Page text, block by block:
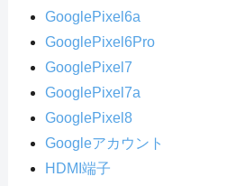
GooglePixel6a
GooglePixel6Pro
GooglePixel7
GooglePixel7a
GooglePixel8
Googleアカウント
HDMI端子